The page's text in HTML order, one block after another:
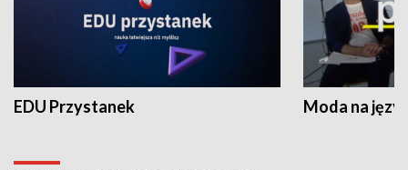
EDU Przystanek Moda na